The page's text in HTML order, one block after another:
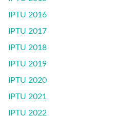
IPTU 2016
IPTU 2017
IPTU 2018
IPTU 2019
IPTU 2020
IPTU 2021
IPTU 2022